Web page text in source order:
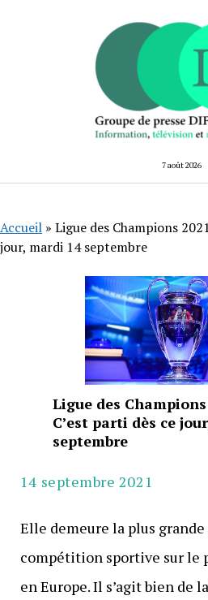
7 août 2026
Accueil » Ligue des Champions
jour, mardi 14 septembre
Ligue des Champions
C’est parti dès ce
septembre
14 septembre 2021
Elle demeure la plus
compétition sportive sur le
en Europe. Il s’agit bien de